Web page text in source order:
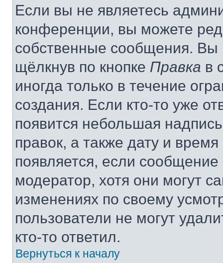
Если вы не являетесь
конференции, вы можете
собственные сообщения. Вы
щёлкнув по кнопке Правка в
иногда только в течение
создания. Если кто-то уже
появится небольшая
правок, а также дату и
появляется, если
модератор, хотя они могут
изменениях по своему
пользователи не могут
кто-то ответил.
Вернуться к началу